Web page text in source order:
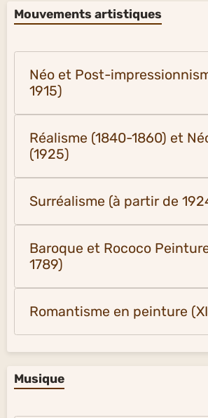
Mouvements artistiques
Néo et Post-
1915)
Réalisme (1840-1860) et
(1925)
Surréalisme (à partir de
Baroque et Rococo
1789)
Romantisme en peinture
Musique